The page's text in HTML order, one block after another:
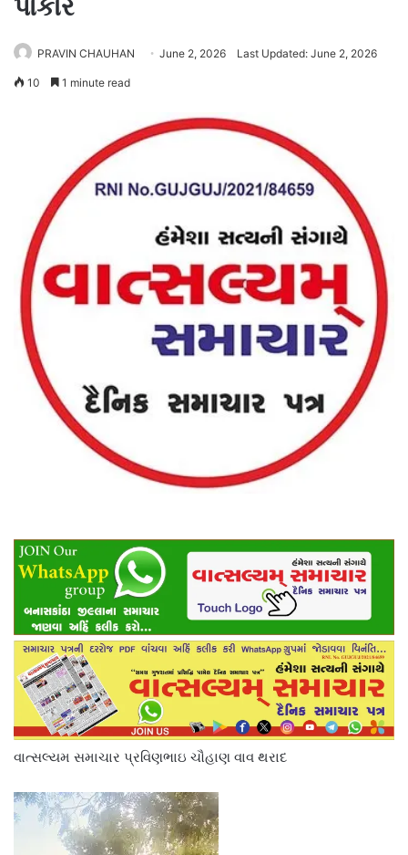
PRAVIN CHAUHAN June 2, 2026 Last Updated: June 2, 2026
10 1 minute read
વાત્સલ્યમ સમાચાર પ્રવિણભાઇ ચૌહાણ વાવ થરાદ